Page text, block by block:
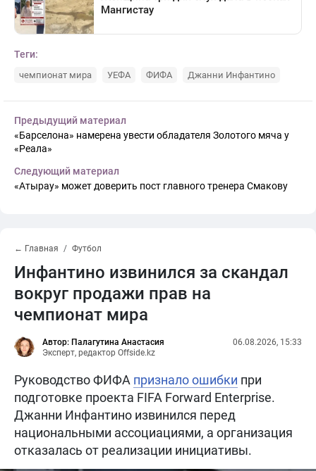
Теги:
чемпионат мира УЕФА ФИФА Джанни Инфантино
Предыдущий материал
«Барселона» намерена увести обладателя Золотого мяча у
«Реала»
Следующий материал
«Атырау» может доверить пост главного тренера Смакову
← Главная Футбол
Инфантино извинился за скандал
вокруг продажи прав на
чемпионат мира
Автор: Палагутина Анастасия
Эксперт, редактор Offside.kz
06.08.2026, 15:33
Руководство ФИФА признало ошибки при
подготовке проекта FIFA Forward Enterprise.
Джанни Инфантино извинился перед
национальными ассоциациями, а организация
отказалась от реализации инициативы.